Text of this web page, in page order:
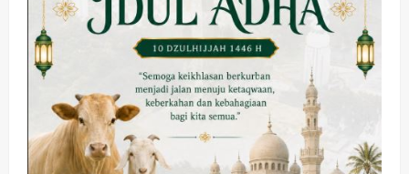
Olahraga
Adu Taktik di Atas Rumput Sintetis: